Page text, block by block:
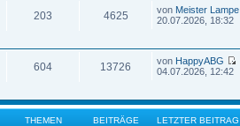
203 4625 von Meister Lampe
20.07.2026, 18:32
604 13726 von HappyABG
04.07.2026, 12:42
THEMEN BEITRÄGE LETZTER BEITRAG